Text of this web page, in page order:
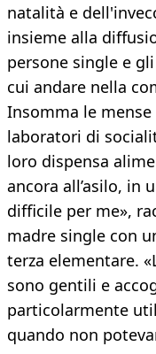
natalità e
insieme alla
persone single e
cui andare nella
Insomma le
laboratori di
loro dispensa
ancora all’asilo, in
difficile per me»,
madre single con
terza elementare.
sono gentili e
particolarmente
quando non